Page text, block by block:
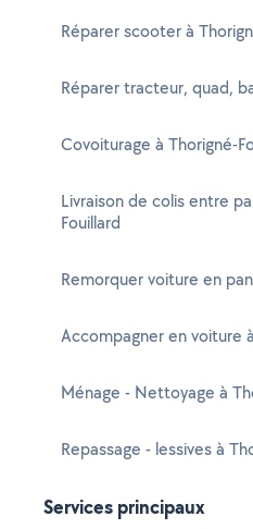
Réparer scooter à
Réparer tracteur, quad,
Covoiturage à Thorigné-
Livraison de colis entre
Fouillard
Remorquer voiture en
Accompagner en voiture
Ménage - Nettoyage à
Repassage - lessives à
Services principaux